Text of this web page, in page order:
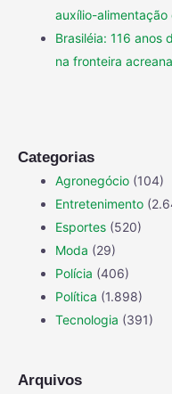
auxílio-alimentação
Brasiléia: 116 anos
na fronteira acreana
Categorias
Agronegócio (104)
Entretenimento
Esportes (520)
Moda (29)
Polícia (406)
Política (1.898)
Tecnologia (391)
Arquivos